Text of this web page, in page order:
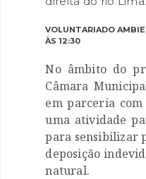
VOLUNTARIADO
ÀS 12:30
No âmbito do
Câmara
em parceria
uma atividade
para sensibilizar
deposição
natural.